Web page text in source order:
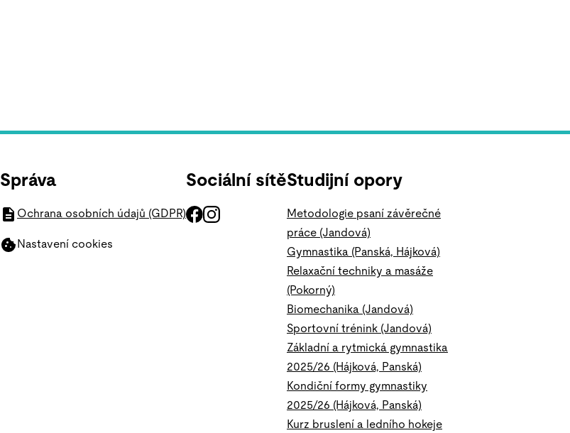
Správa
Ochrana osobních údajů (GDPR)
Nastavení cookies
Sociální sítěStudijní opory
Metodologie psaní závěrečné
práce (Jandová)
Gymnastika (Panská, Hájková)
Relaxační techniky a masáže
(Pokorný)
Biomechanika (Jandová)
Sportovní trénink (Jandová)
Základní a rytmická gymnastika
2025/26 (Hájková, Panská)
Kondiční formy gymnastiky
2025/26 (Hájková, Panská)
Kurz bruslení a ledního hokeje